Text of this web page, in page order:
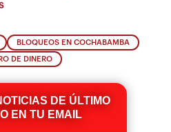
BLOQUEOS EN COCHABAMBA
DE DINERO
DE ÚLTIMO
EN TU EMAIL